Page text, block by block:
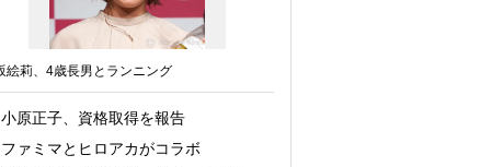
絵莉、4歳長男とランニング
小原正子、資格取得を報告
ファミマとヒロアカがコラボ